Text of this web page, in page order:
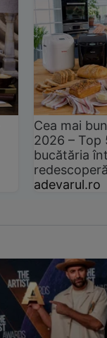
Cea mai
2026 –
bucătăria
adevarul.ro